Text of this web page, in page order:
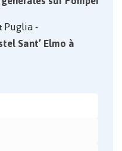
Puglia -
Sant’ Elmo à